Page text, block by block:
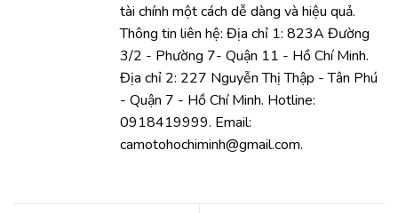
tài chính một cách dễ dàng và hiệu quả.
Thông tin liên hệ: Địa chỉ 1: 823A Đường
3/2 - Phường 7- Quận 11 - Hồ Chí Minh.
Địa chỉ 2: 227 Nguyễn Thị Thập - Tân Phú
- Quận 7 - Hồ Chí Minh. Hotline:
0918419999. Email:
camotohochiminh@gmail.com.